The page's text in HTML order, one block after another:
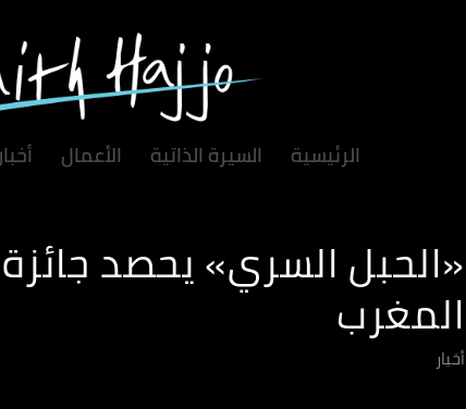
الرئيسية السيرة الذاتية الأعمال
«الحبل السري» يحصد
المغرب
أخبار